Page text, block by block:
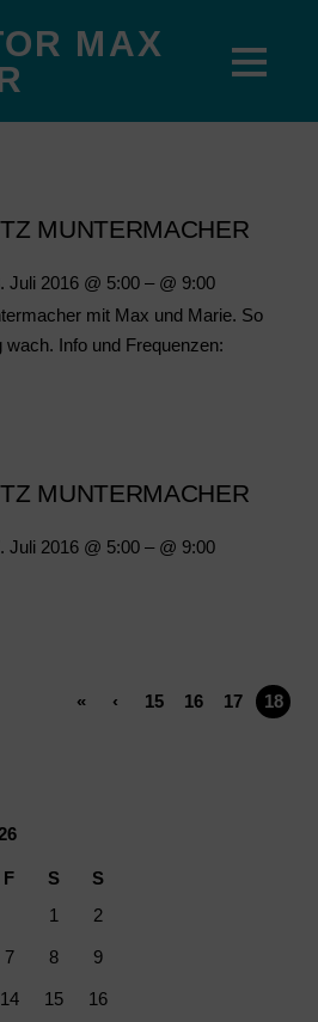
MAX
MUNTERMACHER
Juli 2016 @ 5:00 – @ 9:00
mit Max und Marie. So
Info und Frequenzen:
MUNTERMACHER
Juli 2016 @ 5:00 – @ 9:00
« ‹ 15 16 17 18
F S
S
1
2
7 8 9
14 15 16